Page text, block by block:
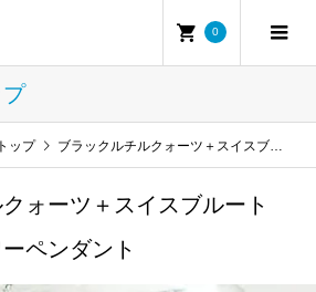
0
ップ ブラックルチルクォーツ＋スイスブルートパーズ開運パワーペンダント
ォーツ＋スイスブルート
ペンダント